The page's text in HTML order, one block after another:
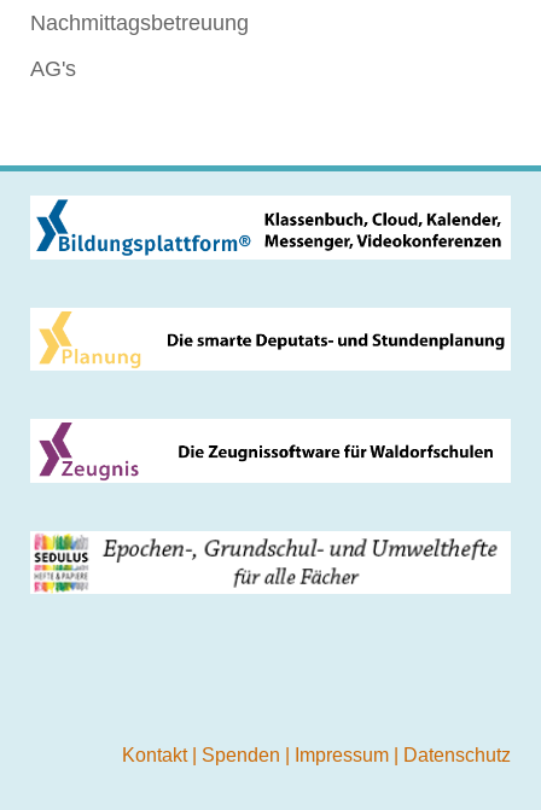
Nachmittagsbetreuung
AG's
Kontakt Spenden Impressum Datenschutz